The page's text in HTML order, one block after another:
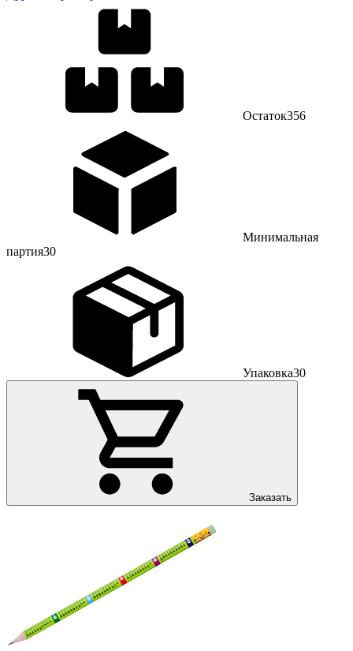
Остаток356
Минимальная
партия30
Упаковка30
Заказать